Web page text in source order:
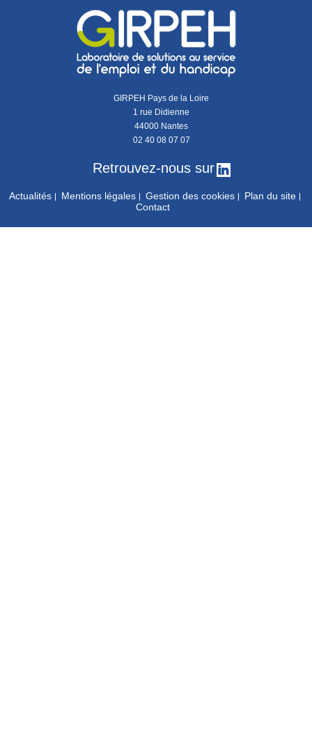
GIRPEH Pays de la Loire
1 rue Didienne
44000 Nantes
02 40 08 07 07
Retrouvez-nous sur
Actualités Mentions légales Gestion des cookies
Plan du site
Contact